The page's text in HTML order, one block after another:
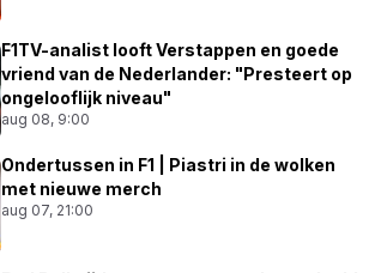
F1TV-analist looft Verstappen en goede
vriend van de Nederlander: "Presteert op
ongelooflijk niveau"
aug 08, 9:00
Ondertussen in F1 | Piastri in de wolken
met nieuwe merch
aug 07, 21:00